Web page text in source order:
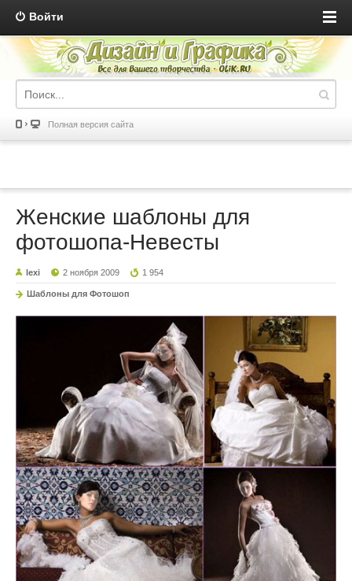
Войти
Полная версия сайта
Женские шаблоны для
фотошопа-Невесты
lexi 2 ноября 2009 1 954
Шаблоны для Фотошоп